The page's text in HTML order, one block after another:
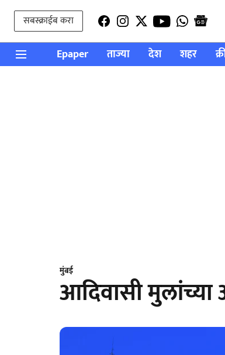
सबस्क्राईब करा
Epaper ताज्या देश शहर
मुंबई
आदिवासी